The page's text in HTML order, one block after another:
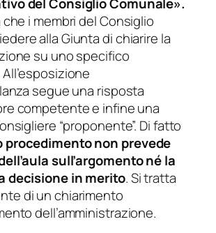
del Consiglio Comunale».
i membri del Consiglio
alla Giunta di chiarire la
su uno specifico
segue una risposta
competente e infine una
“proponente”. Di fatto
procedimento non prevede
sull’argomento né la
decisione in merito. Si tratta
di un chiarimento
dell’amministrazione.